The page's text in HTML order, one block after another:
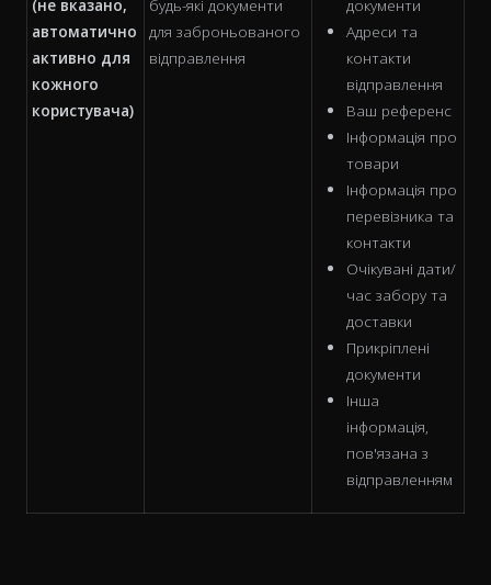
(не вказано,
автоматично
активно для
кожного
користувача)
будь-які документи
для заброньованого
відправлення
документи
Адреси та
контакти
відправлення
Ваш референс
Інформація про
товари
Інформація про
перевізника та
контакти
Очікувані дати/
час забору та
доставки
Прикріплені
документи
Інша
інформація,
пов'язана з
відправленням